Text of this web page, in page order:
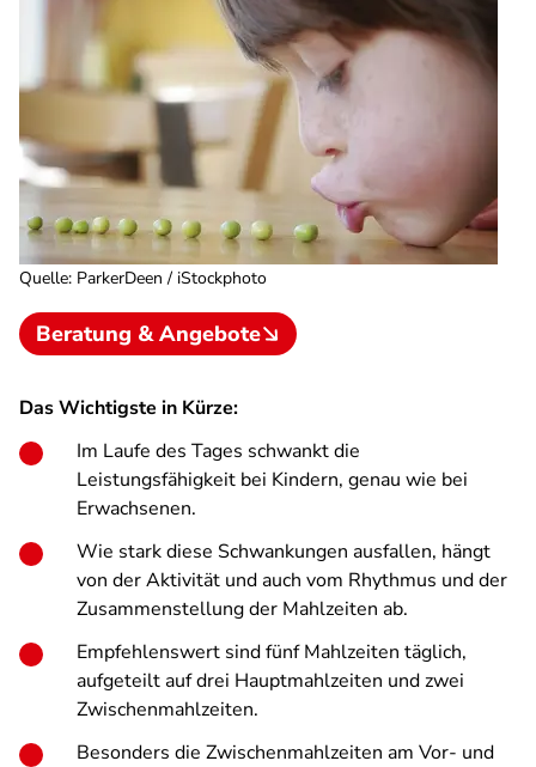
Quelle: ParkerDeen / iStockphoto
Beratung & Angebote
Das Wichtigste in Kürze:
Im Laufe des Tages schwankt die
Leistungsfähigkeit bei Kindern, genau wie bei
Erwachsenen.
Wie stark diese Schwankungen ausfallen, hängt
von der Aktivität und auch vom Rhythmus und der
Zusammenstellung der Mahlzeiten ab.
Empfehlenswert sind fünf Mahlzeiten täglich,
aufgeteilt auf drei Hauptmahlzeiten und zwei
Zwischenmahlzeiten.
Besonders die Zwischenmahlzeiten am Vor- und